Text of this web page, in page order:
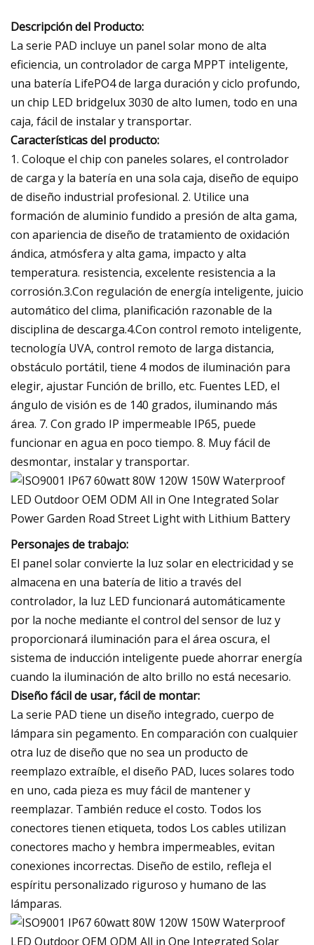
Descripción del Producto:
La serie PAD incluye un panel solar mono de alta
eficiencia, un controlador de carga MPPT inteligente,
una batería LifePO4 de larga duración y ciclo profundo,
un chip LED bridgelux 3030 de alto lumen, todo en una
caja, fácil de instalar y transportar.
Características del producto:
1. Coloque el chip con paneles solares, el controlador
de carga y la batería en una sola caja, diseño de equipo
de diseño industrial profesional. 2. Utilice una
formación de aluminio fundido a presión de alta gama,
con apariencia de diseño de tratamiento de oxidación
ándica, atmósfera y alta gama, impacto y alta
temperatura. resistencia, excelente resistencia a la
corrosión.3.Con regulación de energía inteligente, juicio
automático del clima, planificación razonable de la
disciplina de descarga.4.Con control remoto inteligente,
tecnología UVA, control remoto de larga distancia,
obstáculo portátil, tiene 4 modos de iluminación para
elegir, ajustar Función de brillo, etc. Fuentes LED, el
ángulo de visión es de 140 grados, iluminando más
área. 7. Con grado IP impermeable IP65, puede
funcionar en agua en poco tiempo. 8. Muy fácil de
desmontar, instalar y transportar.
Personajes de trabajo:
El panel solar convierte la luz solar en electricidad y se
almacena en una batería de litio a través del
controlador, la luz LED funcionará automáticamente
por la noche mediante el control del sensor de luz y
proporcionará iluminación para el área oscura, el
sistema de inducción inteligente puede ahorrar energía
cuando la iluminación de alto brillo no está necesario.
Diseño fácil de usar, fácil de montar:
La serie PAD tiene un diseño integrado, cuerpo de
lámpara sin pegamento. En comparación con cualquier
otra luz de diseño que no sea un producto de
reemplazo extraíble, el diseño PAD, luces solares todo
en uno, cada pieza es muy fácil de mantener y
reemplazar. También reduce el costo. Todos los
conectores tienen etiqueta, todos Los cables utilizan
conectores macho y hembra impermeables, evitan
conexiones incorrectas. Diseño de estilo, refleja el
espíritu personalizado riguroso y humano de las
lámparas.